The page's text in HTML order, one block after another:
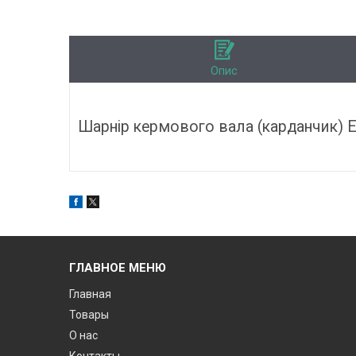
Опис
Шарнір кермового вала (карданчик)
ГЛАВНОЕ МЕНЮ
Главная
Товары
О нас